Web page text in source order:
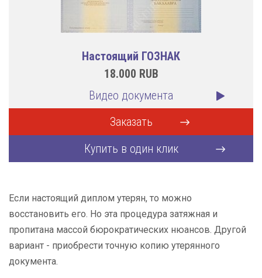
Настоящий ГОЗНАК
18.000 RUB
Видео документа
Заказать
Купить в один клик
Если настоящий диплом утерян, то можно
восстановить его. Но эта процедура затяжная и
пропитана массой бюрократических нюансов. Другой
вариант - приобрести точную копию утерянного
документа.